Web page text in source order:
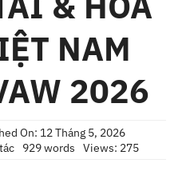
NAM
2026
On: 12 Tháng 5, 2026
929 words Views: 275